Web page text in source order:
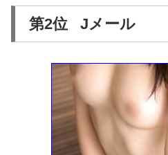
第2位 Jメール